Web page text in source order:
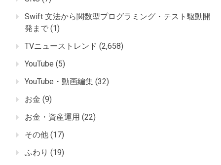
Swift 文法から関数型プログラミング・テスト駆動開
発まで (1)
TVニューストレンド (2,658)
YouTube (5)
YouTube・動画編集 (32)
お金 (9)
お金・資産運用 (22)
その他 (17)
ふわり (19)